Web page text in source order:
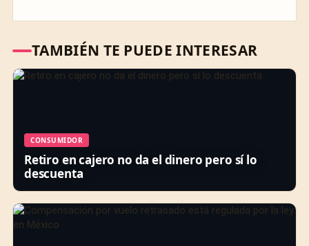
TAMBIÉN TE PUEDE INTERESAR
CONSUMIDOR
Retiro en cajero no da el dinero pero sí lo
descuenta